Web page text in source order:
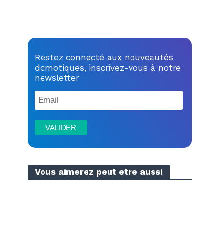
Restez connecté aux nouveautés
domotiques, inscrivez-vous à notre
newsletter
Vous aimerez peut etre aussi